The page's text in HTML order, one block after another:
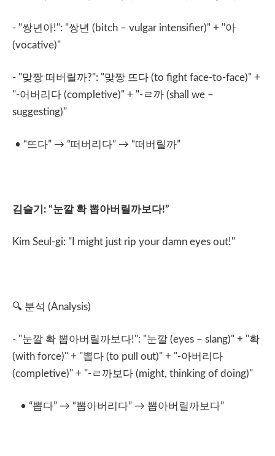
- "쌍년아!": "쌍년 (bitch – vulgar intensifier)" + "아
(vocative)"
- "맞짱 떠버릴까?": "맞짱 뜨다 (to fight face-to-face)" +
"-어버리다 (completive)" + "-ㄹ까 (shall we –
suggesting)"
• “뜨다” → “떠버리다” → “떠버릴까”
김슬기 : “눈깔 확 뽑아버릴까보다!”
Kim Seul-gi: "I might just rip your damn eyes out!"
🔍 분석 (Analysis)
- "눈깔 확 뽑아버릴까보다!": "눈깔 (eyes – slang)" + "확
(with force)" + "뽑다 (to pull out)" + "-아버리다
(completive)" + "-ㄹ까보다 (might, thinking of doing)"
• “뽑다” → “뽑아버리다” → 뽑아버릴까보다”